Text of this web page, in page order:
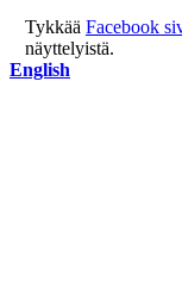
Tykkää Facebook
näyttelyistä.
English